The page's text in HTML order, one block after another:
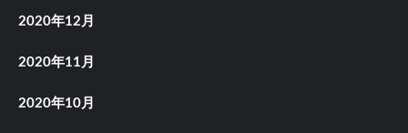
2020年12月
2020年11月
2020年10月